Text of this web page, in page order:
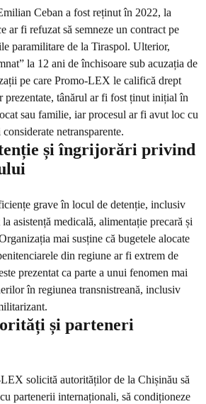
Ceban a fost reținut în 2022, la
ar fi refuzat să semneze un contract pe
paramilitare de la Tiraspol. Ulterior,
la 12 ani de închisoare sub acuzația de
pe care Promo-LEX le califică drept
prezentate, tânărul ar fi fost ținut inițial în
sau familie, iar procesul ar fi avut loc cu
netransparente.
și îngrijorări privind
grave în locul de detenție, inclusiv
asistență medicală, alimentație precară și
mai susține că bugetele alocate
din regiune ar fi extrem de
prezentat ca parte a unui fenomen mai
în regiunea transnistreană, inclusiv
și parteneri
solicită autorităților de la Chișinău să
partenerii internaționali, să condiționeze